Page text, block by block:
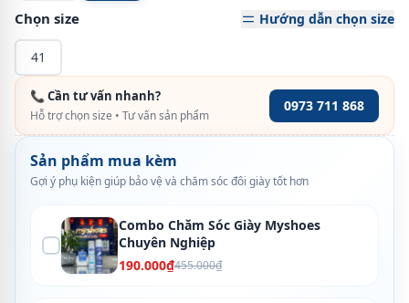
Chọn size Hướng dẫn chọn size
41
📞 Cần tư vấn nhanh?
Hỗ trợ chọn size • Tư vấn sản phẩm
0973 711 868
Sản phẩm mua kèm
Gợi ý phụ kiện giúp bảo vệ và chăm sóc đôi giày tốt hơn
Combo Chăm Sóc Giày Myshoes
Chuyên Nghiệp
190.000₫455.000₫